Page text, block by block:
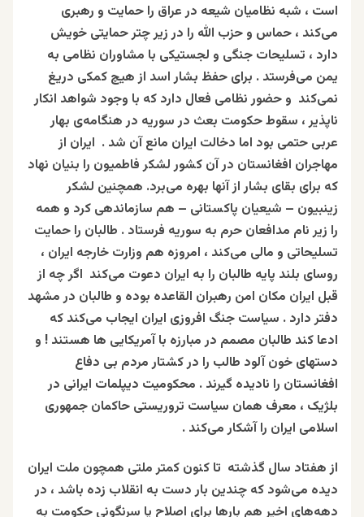
است ، شبه نظامیان شیعه در عراق را حمایت و رهبری
می‌کند ، حماس و حزب‌ الله را در زیر چتر حمایتی خویش
دارد ، تسلیحات جنگی و لجستیکی با مشاوران نظامی به
یمن می‌فرستد . برای حفظ بشار اسد از هیچ کمکی دریغ
نمی‌کند و حضور نظامی فعال دارد که با وجود شواهد انکار
ناپذیر ، سقوط حکومت بعث در سوریه در هنگامه‌ی بهار
عربی حتمی بود اما دخالت ایران مانع آن شد . ایران از
مهاجران افغانستان در آن کشور لشکر فاطمیون را بنیان نهاد
که برای بقای بشار از آنها بهره می‌برد. همچنین لشکر
زینبیون – شیعیان پاکستانی – هم سازماندهی کرد و همه
را زیر نام مدافعان حرم به سوریه فرستاد . طالبان را حمایت
تسلیحاتی و مالی می‌کند ، امروزه هم وزارت خارجه ایران ،
روسای بلند پایه طالبان را به ایران دعوت می‌کند اگر چه از
قبل ایران مکان امن رهبران القاعده بوده و طالبان در مشهد
دفتر دارد . سیاست جنگ افروزی ایران ایجاب می‌کند که
ادعا ‌کند طالبان مصمم در مبارزه با آمریکایی ها هستند ! و
دستهای خون آلود طالب را در کشتار مردم بی‌ دفاع
افغانستان را نادیده گیرند . محکومیت دیپلمات ایرانی در
بلژیک ، معرف همان سیاست تروریستی حاکمان جمهوری
اسلامی ایران را آشکار می‌کند .
از هفتاد سال گذشته تا کنون کمتر ملتی همچون ملت ایران
دیده می‌شود که چندین بار دست به انقلاب زده باشد ، در
دهه‌های اخیر هم بارها برای اصلاح یا سرنگونی حکومت به